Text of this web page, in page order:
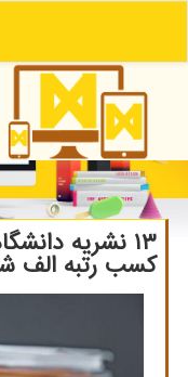
۱۳ نشریه
کسب رتبه الف